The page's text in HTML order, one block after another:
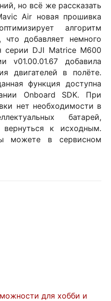
но всё же рассказать
Air новая прошивка
алгоритм
что добавляет немного
серии DJI Matrice M600
v01.00.01.67 добавила
двигателей в полёте.
функция доступна
Onboard SDK. При
нет необходимости в
батарей,
к исходным.
можете в сервисном
для хобби и